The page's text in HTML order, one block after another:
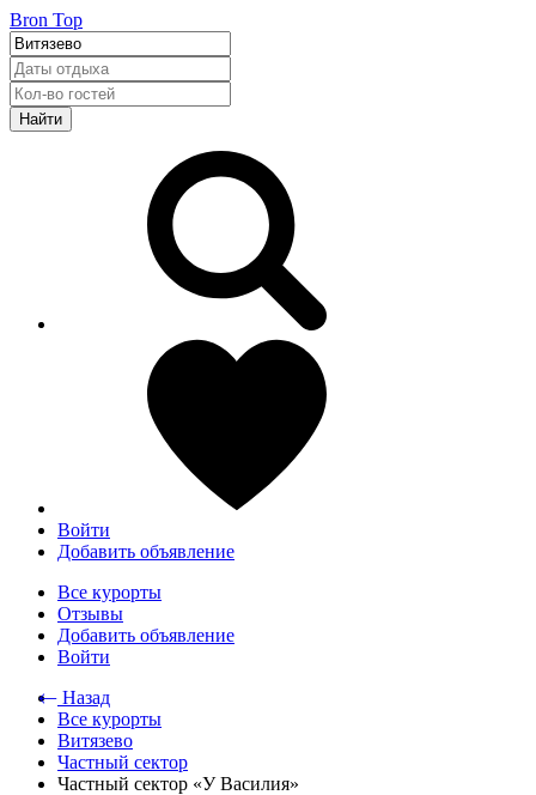
Bron Top
Найти
Войти
Добавить объявление
Все курорты
Отзывы
Добавить объявление
Войти
⃪ Назад
Все курорты
Витязево
Частный сектор
Частный сектор «У Василия»